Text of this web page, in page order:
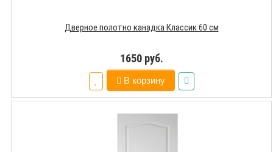
Дверное полотно канадка Классик 60 см
1650 руб.
В корзину